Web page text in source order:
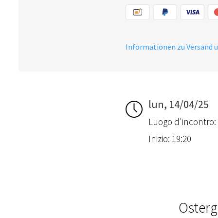
Informationen zu Versand
lun, 14/04/25
Luogo d'incontro:
Inizio: 19:20